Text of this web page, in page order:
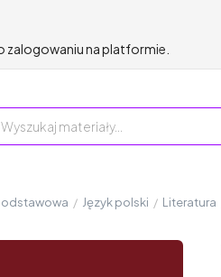
zalogowaniu na platformie.
/ Język polski / Literatura